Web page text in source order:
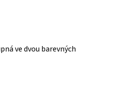
ve dvou barevných